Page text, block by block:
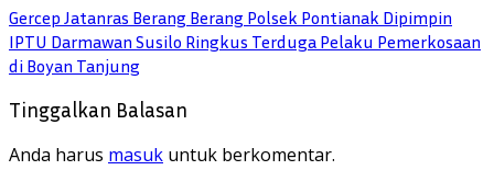
Gercep Jatanras Berang Berang Polsek Pontianak Dipimpin
IPTU Darmawan Susilo Ringkus Terduga Pelaku Pemerkosaan
di Boyan Tanjung
Tinggalkan Balasan
Anda harus masuk untuk berkomentar.